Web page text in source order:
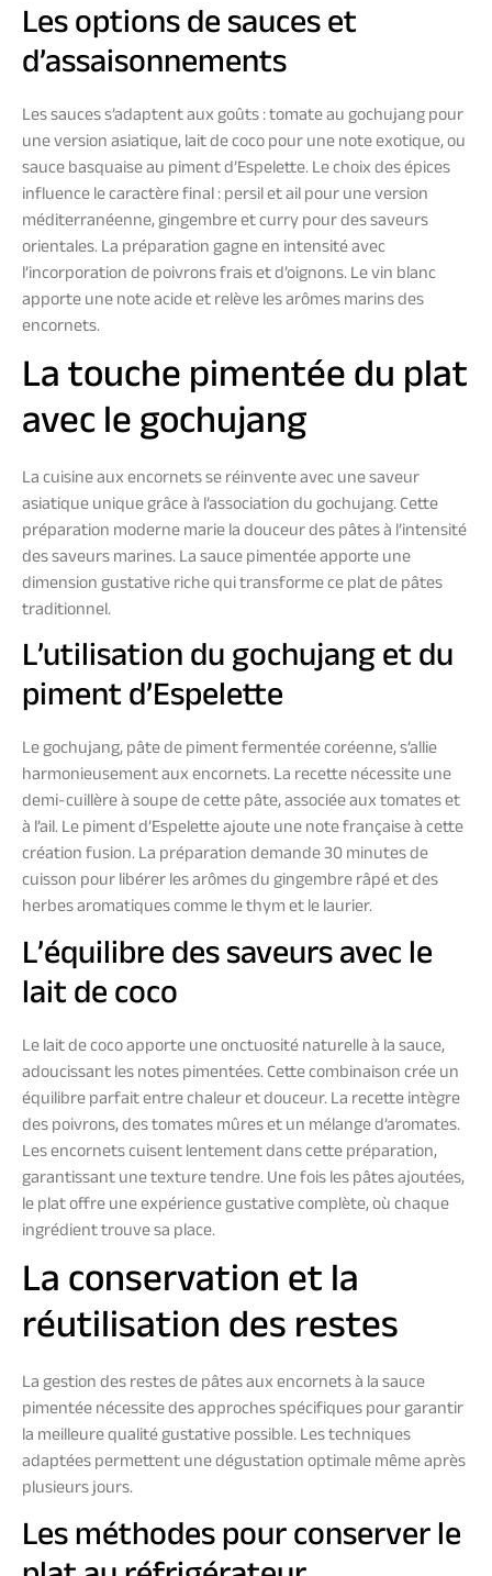
Les options de sauces et
d’assaisonnements
Les sauces s’adaptent aux goûts : tomate au gochujang pour
une version asiatique, lait de coco pour une note exotique, ou
sauce basquaise au piment d’Espelette. Le choix des épices
influence le caractère final : persil et ail pour une version
méditerranéenne, gingembre et curry pour des saveurs
orientales. La préparation gagne en intensité avec
l’incorporation de poivrons frais et d’oignons. Le vin blanc
apporte une note acide et relève les arômes marins des
encornets.
La touche pimentée du plat
avec le gochujang
La cuisine aux encornets se réinvente avec une saveur
asiatique unique grâce à l’association du gochujang. Cette
préparation moderne marie la douceur des pâtes à l’intensité
des saveurs marines. La sauce pimentée apporte une
dimension gustative riche qui transforme ce plat de pâtes
traditionnel.
L’utilisation du gochujang et du
piment d’Espelette
Le gochujang, pâte de piment fermentée coréenne, s’allie
harmonieusement aux encornets. La recette nécessite une
demi-cuillère à soupe de cette pâte, associée aux tomates et
à l’ail. Le piment d’Espelette ajoute une note française à cette
création fusion. La préparation demande 30 minutes de
cuisson pour libérer les arômes du gingembre râpé et des
herbes aromatiques comme le thym et le laurier.
L’équilibre des saveurs avec le
lait de coco
Le lait de coco apporte une onctuosité naturelle à la sauce,
adoucissant les notes pimentées. Cette combinaison crée un
équilibre parfait entre chaleur et douceur. La recette intègre
des poivrons, des tomates mûres et un mélange d’aromates.
Les encornets cuisent lentement dans cette préparation,
garantissant une texture tendre. Une fois les pâtes ajoutées,
le plat offre une expérience gustative complète, où chaque
ingrédient trouve sa place.
La conservation et la
réutilisation des restes
La gestion des restes de pâtes aux encornets à la sauce
pimentée nécessite des approches spécifiques pour garantir
la meilleure qualité gustative possible. Les techniques
adaptées permettent une dégustation optimale même après
plusieurs jours.
Les méthodes pour conserver le